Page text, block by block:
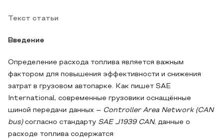
Текст статьи
Введение
Определение расхода топлива является важным
фактором для повышения эффективности и снижения
затрат в грузовом автопарке. Как пишет SAE
International, современные грузовики оснащённые
шиной передачи данных – Controller Area Network (CAN
bus)согласно стандарту SAE J1939 CAN, данные о
расходе топлива содержатся